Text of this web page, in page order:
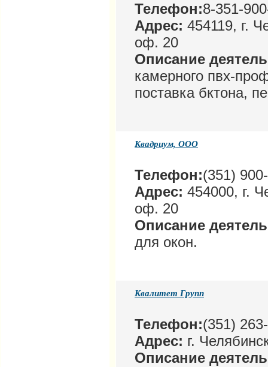
Телефон:8-351-
Адрес: 454119, г.
оф. 20
Описание
камерного пвх-
поставка бктона,
Квадриум, ООО
Телефон:(351)
Адрес: 454000, г.
оф. 20
Описание
для окон.
Квалитет Групп
Телефон:(351)
Адрес: г.
Описание